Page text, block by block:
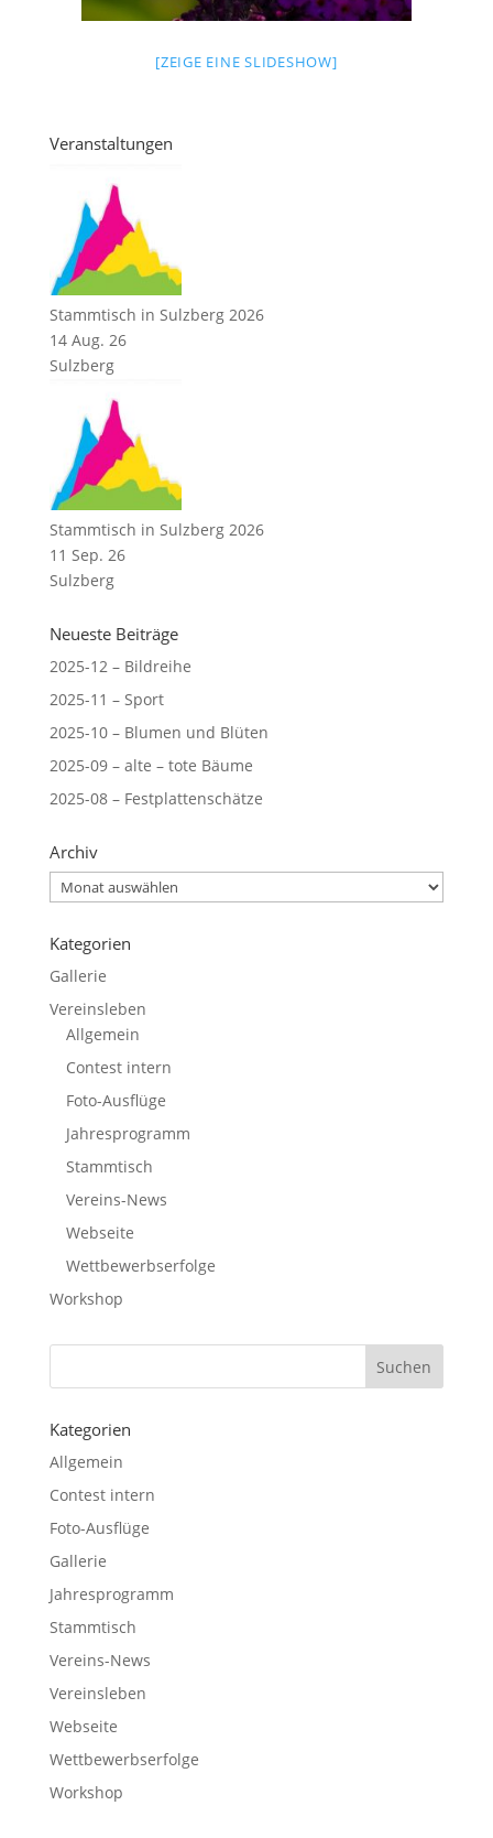
[ZEIGE EINE SLIDESHOW]
Veranstaltungen
Stammtisch in Sulzberg 2026
14 Aug. 26
Sulzberg
Stammtisch in Sulzberg 2026
11 Sep. 26
Sulzberg
Neueste Beiträge
2025-12 – Bildreihe
2025-11 – Sport
2025-10 – Blumen und Blüten
2025-09 – alte – tote Bäume
2025-08 – Festplattenschätze
Archiv
Archiv
Kategorien
Gallerie
Vereinsleben
Allgemein
Contest intern
Foto-Ausflüge
Jahresprogramm
Stammtisch
Vereins-News
Webseite
Wettbewerbserfolge
Workshop
Kategorien
Allgemein
Contest intern
Foto-Ausflüge
Gallerie
Jahresprogramm
Stammtisch
Vereins-News
Vereinsleben
Webseite
Wettbewerbserfolge
Workshop